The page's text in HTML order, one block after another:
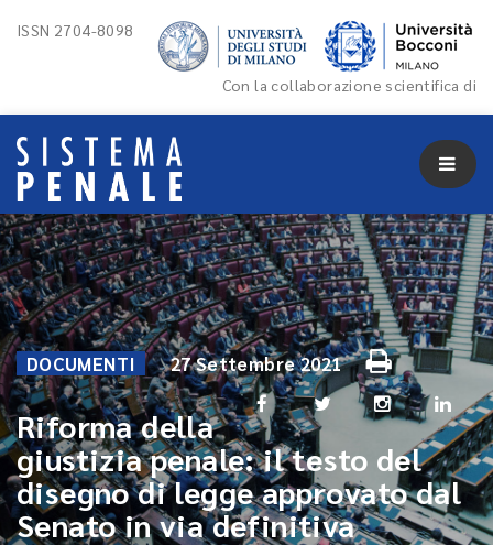
ISSN 2704-8098
Con la collaborazione scientifica di
DOCUMENTI 27 Settembre 2021
Riforma della
giustizia penale: il testo del
disegno di legge approvato dal
Senato in via definitiva